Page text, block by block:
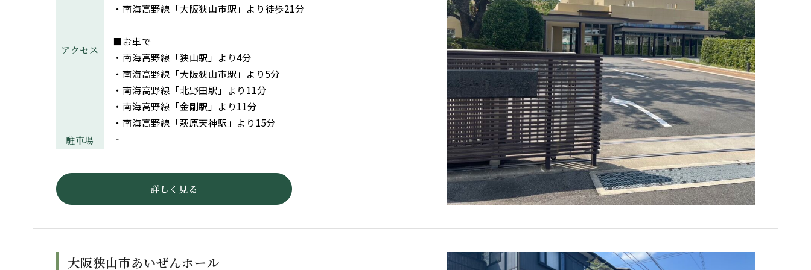
アクセス
・南海高野線「大阪狭山市駅」より徒歩21分
■お車で
・南海高野線「狭山駅」より4分
・南海高野線「大阪狭山市駅」より5分
・南海高野線「北野田駅」より11分
・南海高野線「金剛駅」より11分
・南海高野線「萩原天神駅」より15分
駐車場 ‐
詳しく見る
大阪狭山市あいぜんホール